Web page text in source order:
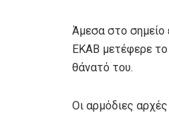
Άμεσα στο σημείο
ΕΚΑΒ μετέφερε το
θάνατό του.
Οι αρμόδιες